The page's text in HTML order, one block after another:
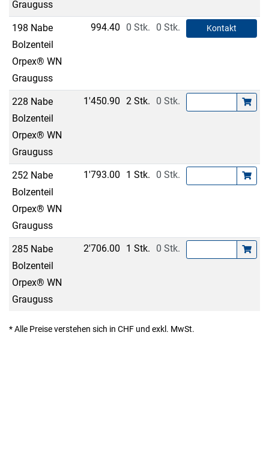
Grauguss
198 Nabe
Bolzenteil
Orpex® WN
Grauguss
994.40 0 Stk. 0 Stk. Kontakt
228 Nabe
Bolzenteil
Orpex® WN
Grauguss
1'450.90 2 Stk. 0 Stk.
252 Nabe
Bolzenteil
Orpex® WN
Grauguss
1'793.00 1 Stk. 0 Stk.
285 Nabe
Bolzenteil
Orpex® WN
Grauguss
2'706.00 1 Stk. 0 Stk.
* Alle Preise verstehen sich in CHF und exkl. MwSt.